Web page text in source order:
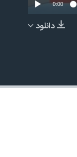
EMBED
0:00
دانلود